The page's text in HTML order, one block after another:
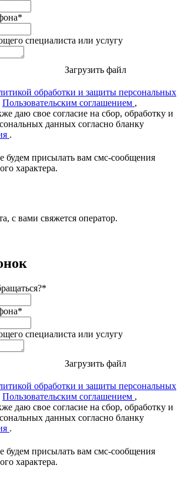
специалиста или услугу
Загрузить файл
обработки и защиты персональных
Пользовательским соглашением ,
даю свое согласие на сбор, обработку и
данных согласно бланку
.
присылать вам смс-сообщения
характера.
с вами свяжется оператор.
специалиста или услугу
Загрузить файл
обработки и защиты персональных
Пользовательским соглашением ,
даю свое согласие на сбор, обработку и
данных согласно бланку
.
присылать вам смс-сообщения
характера.